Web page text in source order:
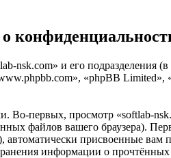
nsk.com» и его
«phpBB
Во-первых, просмотр «softlab-
файлов вашего браузера).
присвоенные
информации о